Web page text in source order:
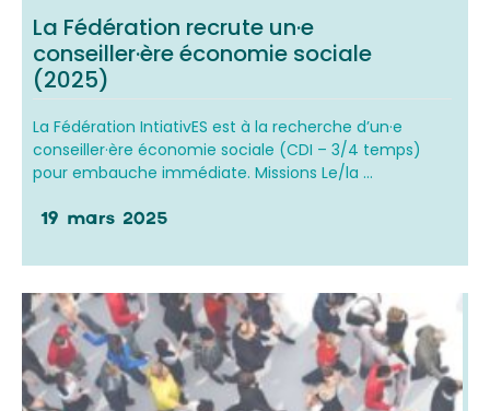
La Fédération recrute un·e
conseiller·ère économie sociale
(2025)
La Fédération IntiativES est à la recherche d’un·e
conseiller·ère économie sociale (CDI – 3/4 temps)
pour embauche immédiate. Missions Le/la ...
19 mars 2025